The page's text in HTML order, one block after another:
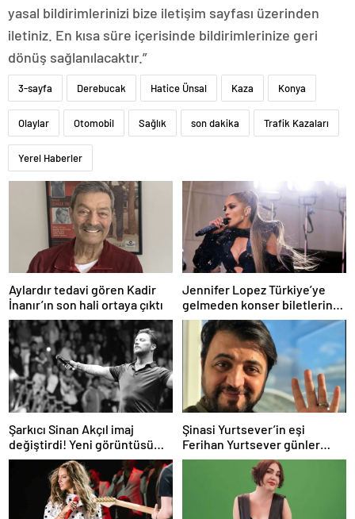
yasal bildirimlerinizi bize iletişim sayfası üzerinden
iletiniz. En kısa süre içerisinde bildirimlerinize geri
dönüş sağlanılacaktır.”
3-sayfa Derebucak Hatice Ünsal Kaza Konya
Olaylar Otomobil Sağlık son dakika Trafik Kazaları
Yerel Haberler
Aylardır tedavi gören Kadir
İnanır’ın son hali ortaya çıktı
Jennifer Lopez Türkiye’ye
gelmeden konser biletlerine
zam geldi
Şarkıcı Sinan Akçıl imaj
değiştirdi! Yeni görüntüsü
gündem oldu
Şinasi Yurtsever’in eşi
Ferihan Yurtsever günler
sonra paylaşım yaptı